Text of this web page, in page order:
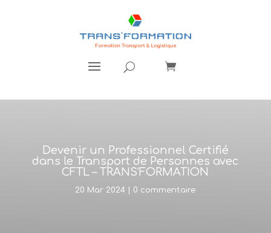
Devenir un Professionnel Certifié
dans le Transport de Personnes avec
CFTL – TRANS’FORMATION
20 Mar 2024 0 commentaire